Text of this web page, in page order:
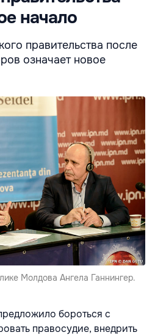
начало
правительства после
означает новое
Молдова Ангела Ганнингер.
бороться с
правосудие, внедрить